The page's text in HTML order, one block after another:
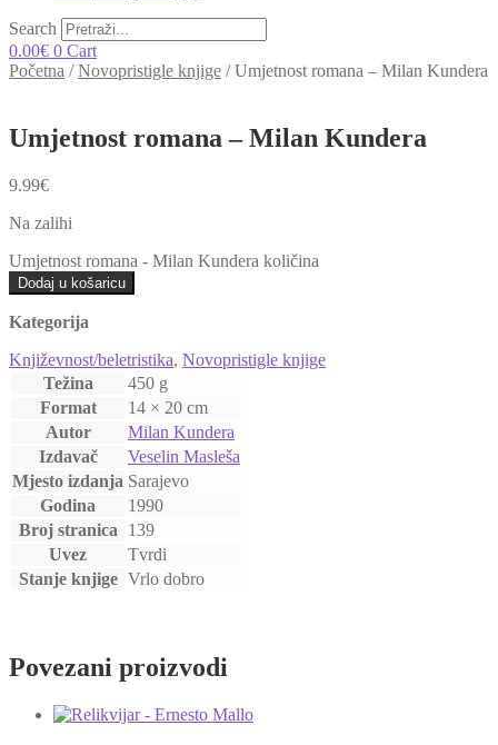
Search
0.00€ 0 Cart
Početna /Novopristigle knjige /Umjetnost romana – Milan Kundera
Umjetnost romana – Milan Kundera
9.99€
Na zalihi
Umjetnost romana - Milan Kundera količina
Dodaj u košaricu
Kategorija
Književnost/beletristika, Novopristigle knjige
Težina
450 g
Format
14 × 20 cm
Autor
Milan Kundera
Izdavač
Veselin Masleša
Mjesto izdanja Sarajevo
Godina
1990
Broj stranica
139
Uvez
Tvrdi
Stanje knjige Vrlo dobro
Povezani proizvodi